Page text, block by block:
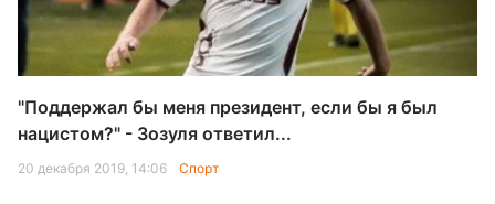
"Поддержал бы меня президент, если бы я был
нацистом?" - Зозуля ответил...
20 декабря 2019, 14:06 Спорт